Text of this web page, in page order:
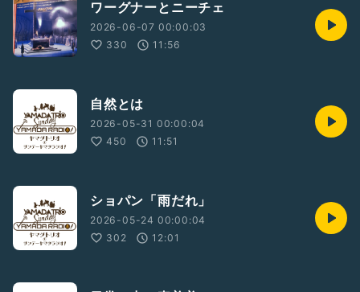
ワーグナーとニーチェ
2026-06-07 00:00:03
330
11:56
自然とは
2026-05-31 00:00:04
450
11:51
ショパン「雨だれ」
2026-05-24 00:00:04
302
12:01